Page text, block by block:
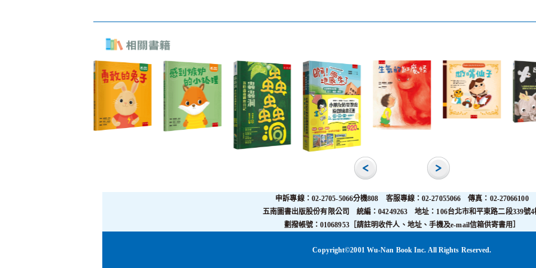
申訴專線：02-2705-5066分機808 客服專線：02-27055066 傳真：02-27066100
五南圖書出版股份有限公司 統編：04249263 地址：106台北市和平東路二段339號4
劃撥帳號：01068953［請註明收件人、地址、手機及e-mail信箱供寄書用］
Copyright©2001 Wu-Nan Book Inc. All Rights Reserved.